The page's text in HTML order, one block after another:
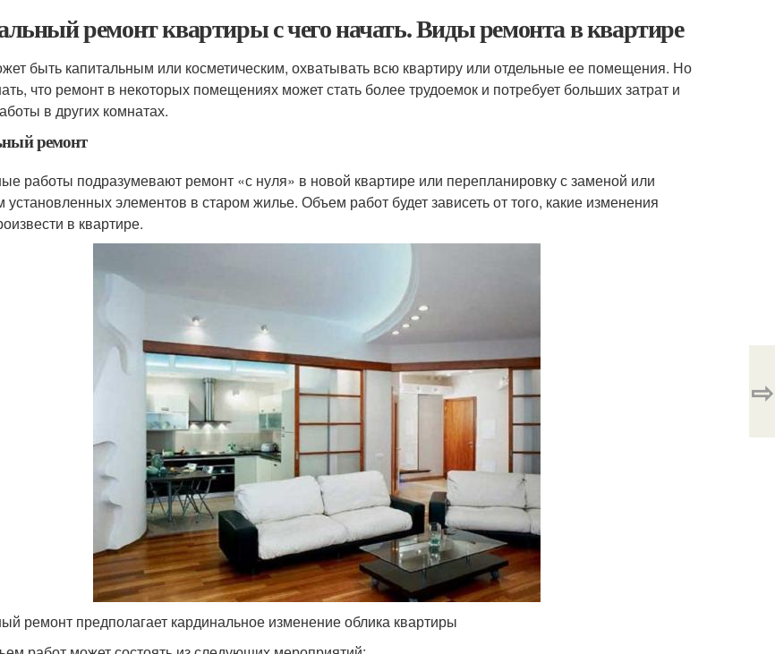
ремонт квартиры с чего начать. Виды ремонта в квартире
быть капитальным или косметическим, охватывать всю квартиру или отдельные ее помещения. Но
что ремонт в некоторых помещениях может стать более трудоемок и потребует больших затрат и
в других комнатах.
ремонт
работы подразумевают ремонт «с нуля» в новой квартире или перепланировку с заменой или
установленных элементов в старом жилье. Объем работ будет зависеть от того, какие изменения
в квартире.
ремонт предполагает кардинальное изменение облика квартиры
⇨